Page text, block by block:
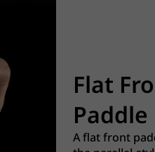
Flat
Paddle
A flat front